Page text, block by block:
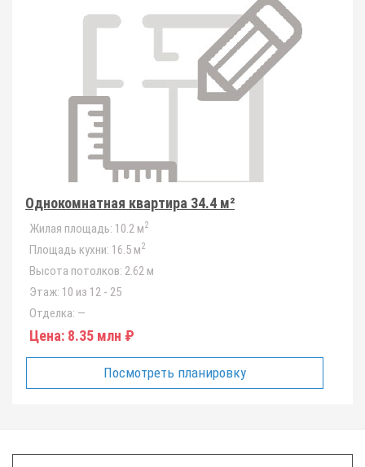
Однокомнатная квартира 34.4 м²
Жилая площадь: 10.2 м2
Площадь кухни: 16.5 м2
Высота потолков: 2.62 м
Этаж: 10 из 12 - 25
Отделка: —
Цена: 8.35 млн ₽
Посмотреть планировку